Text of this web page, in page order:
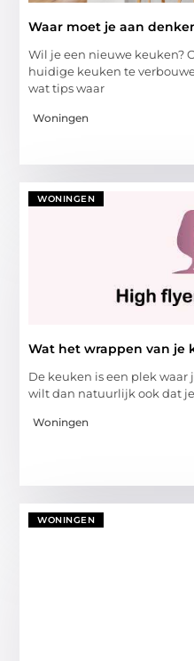
Waar moet je aan
Wil je een nieuwe keuken?
huidige keuken te
wat tips waar
Woningen
WONINGEN
Wat het wrappen van je
De keuken is een plek
wilt dan natuurlijk ook dat
Woningen
WONINGEN